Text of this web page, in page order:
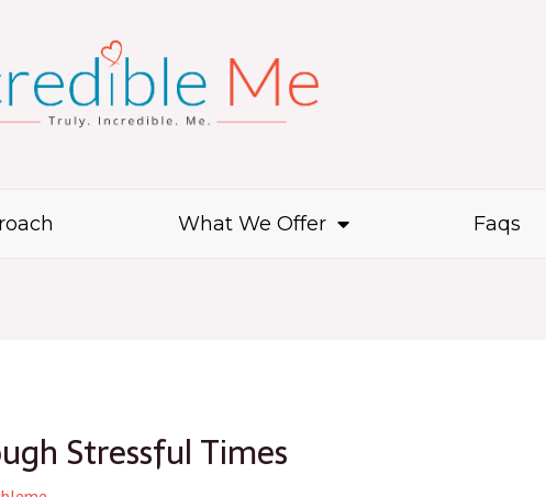
What We Offer Faqs
Stressful Times